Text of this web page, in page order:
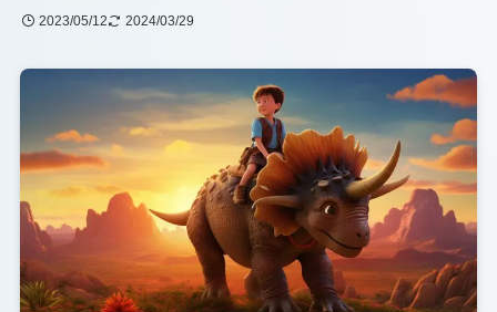
2023/05/12 2024/03/29